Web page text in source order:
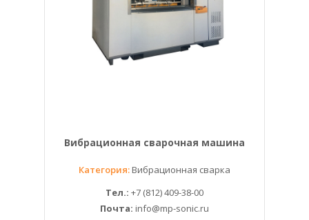
Тел.: +7 (812) 409-38-00
Почта: info@mp-sonic.ru
Категория: Вибрационная сварка
Вибрационная сварочная машина